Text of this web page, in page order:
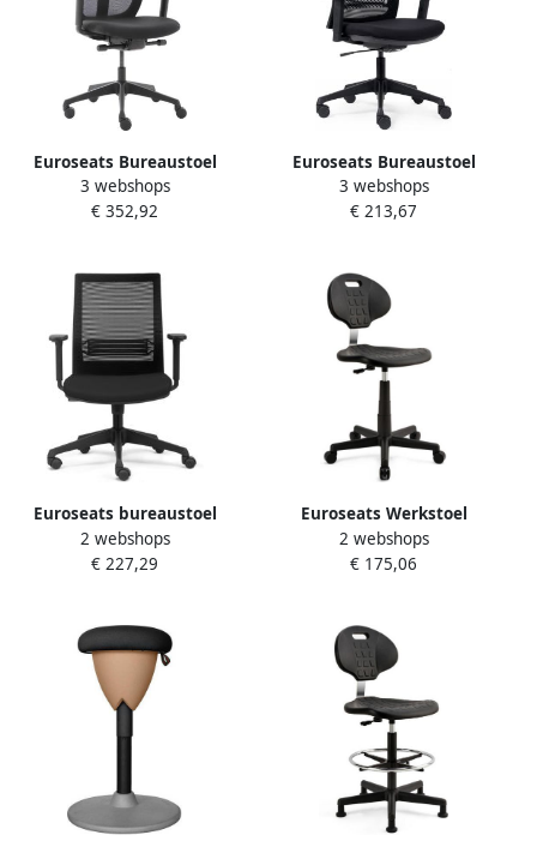
Euroseats Bureaustoel
Curve kunststof
voetenkruis zwart
3 webshops
€ 352,92
Euroseats Bureaustoel
Canillo netgespannen rug
zwart
3 webshops
€ 213,67
Euroseats bureaustoel
Evora
2 webshops
€ 227,29
Euroseats Werkstoel
Tarente Medium zwart
2 webshops
€ 175,06